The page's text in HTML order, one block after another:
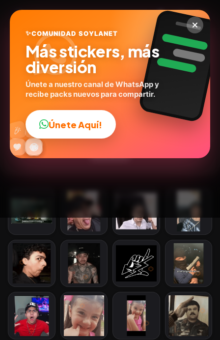
Mis pegatinas
@stickerly49240020
16stickers Personas Expresiones
😎
😂
🔥
💬
❤️ ✨
🤩
😜
🎉 👍
✨COMUNIDAD SOYLANET
Más stickers, más
diversión
Únete a nuestro canal de WhatsApp y
recibe packs nuevos para compartir.
Únete Aquí!